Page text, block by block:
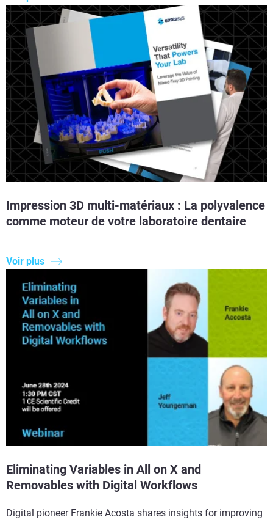
Impression 3D multi-matériaux : La polyvalence
comme moteur de votre laboratoire dentaire
Voir plus
Eliminating Variables in All on X and
Removables with Digital Workflows
Digital pioneer Frankie Acosta shares insights for improving